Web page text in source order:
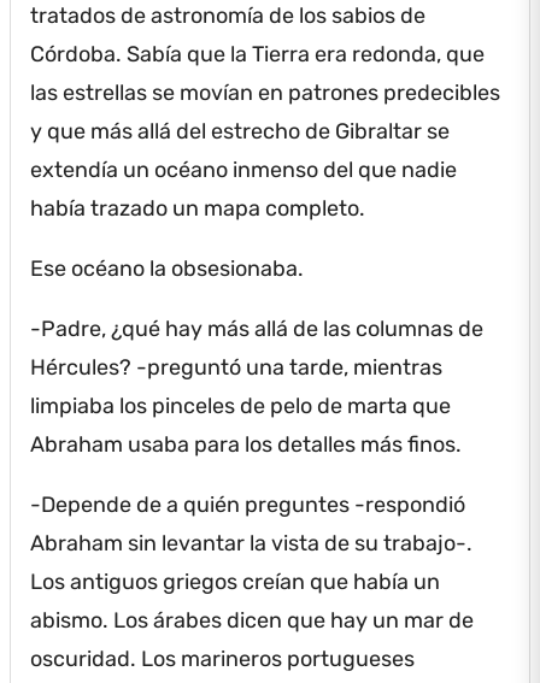
tratados de astronomía de los sabios de
Córdoba. Sabía que la Tierra era redonda, que
las estrellas se movían en patrones predecibles
y que más allá del estrecho de Gibraltar se
extendía un océano inmenso del que nadie
había trazado un mapa completo.
Ese océano la obsesionaba.
-Padre, ¿qué hay más allá de las columnas de
Hércules? -preguntó una tarde, mientras
limpiaba los pinceles de pelo de marta que
Abraham usaba para los detalles más finos.
-Depende de a quién preguntes -respondió
Abraham sin levantar la vista de su trabajo-.
Los antiguos griegos creían que había un
abismo. Los árabes dicen que hay un mar de
oscuridad. Los marineros portugueses